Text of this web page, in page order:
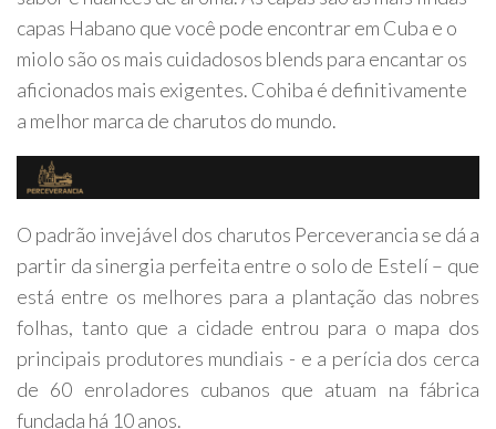
capas Habano que você pode encontrar em Cuba e o
miolo são os mais cuidadosos blends para encantar os
aficionados mais exigentes. Cohiba é definitivamente
a melhor marca de charutos do mundo.
O padrão invejável dos charutos Perceverancia se dá a
partir da sinergia perfeita entre o solo de Estelí – que
está entre os melhores para a plantação das nobres
folhas, tanto que a cidade entrou para o mapa dos
principais produtores mundiais - e a perícia dos cerca
de 60 enroladores cubanos que atuam na fábrica
fundada há 10 anos.